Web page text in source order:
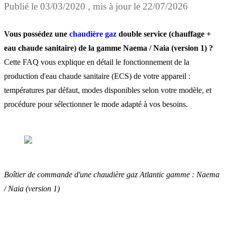
Quelles sont les
d’une chaudière gaz
Naia (version 1) ?
Quels sont les modes
disponibles sur une
Comment sélectionner un
Publié le 03/03/2020 , mis à jour le 22/07/2026
Vous possédez une chaudière gaz double service (chauffage +
eau chaude sanitaire) de la gamme Naema / Naia (version 1) ?
Cette FAQ vous explique en détail le fonctionnement de la
production d'eau chaude sanitaire (ECS) de votre appareil :
températures par défaut, modes disponibles selon votre modèle, et
procédure pour sélectionner le mode adapté à vos besoins.
Boîtier de commande d'une chaudière gaz Atlantic gamme : Naema
/ Naia (version 1)